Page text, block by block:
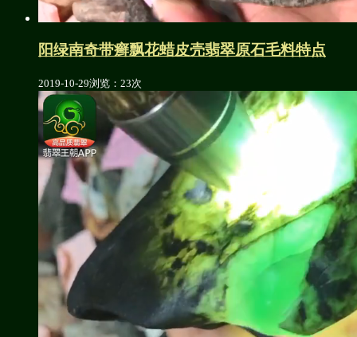
阳绿南奇带癣飘花蜡皮壳翡翠原石毛料特点
2019-10-29浏览：23次